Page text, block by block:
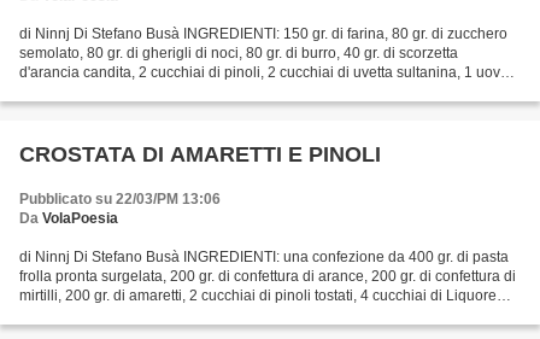
di Ninnj Di Stefano Busà INGREDIENTI: 150 gr. di farina, 80 gr. di zucchero
semolato, 80 gr. di gherigli di noci, 80 gr. di burro, 40 gr. di scorzetta
d'arancia candita, 2 cucchiai di pinoli, 2 cucchiai di uvetta sultanina, 1 uovo,
CROSTATA DI AMARETTI E PINOLI
Pubblicato su 22/03/PM 13:06
Da VolaPoesia
di Ninnj Di Stefano Busà INGREDIENTI: una confezione da 400 gr. di pasta
frolla pronta surgelata, 200 gr. di confettura di arance, 200 gr. di confettura di
mirtilli, 200 gr. di amaretti, 2 cucchiai di pinoli tostati, 4 cucchiai di Liquore